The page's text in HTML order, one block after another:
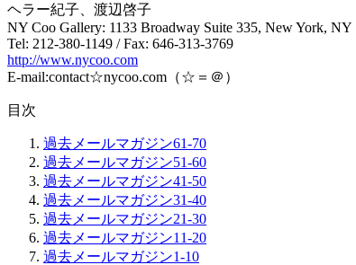
ヘラー紀子、渡辺啓子
NY Coo Gallery: 1133 Broadway Suite 335, New York, NY
Tel: 212-380-1149 / Fax: 646-313-3769
http://www.nycoo.com
E-mail:contact☆nycoo.com（☆＝＠）
目次
過去メールマガジン61-70
過去メールマガジン51-60
過去メールマガジン41-50
過去メールマガジン31-40
過去メールマガジン21-30
過去メールマガジン11-20
過去メールマガジン1-10